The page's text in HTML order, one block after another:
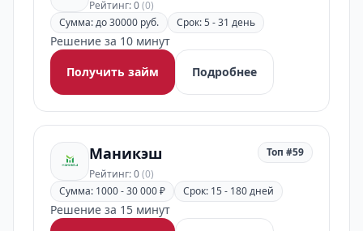
Рейтинг: 0(0)
Сумма: до 30000 руб. Срок: 5 - 31 день
Решение за 10 минут
Получить займ
Подробнее
Маникэш
Рейтинг: 0(0)
Топ #59
Сумма: 1000 - 30 000 ₽ Срок: 15 - 180 дней
Решение за 15 минут